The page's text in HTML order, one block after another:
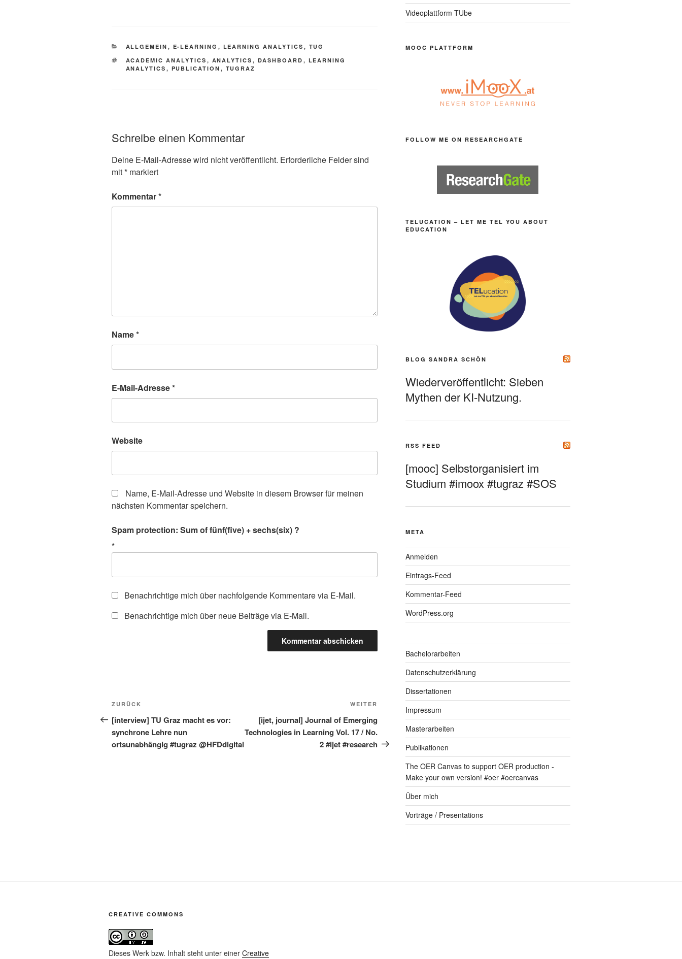
KATEGORIEN
ALLGEMEIN , E-LEARNING , LEARNING ANALYTICS , TUG
SCHLAGWÖRTER
ACADEMIC ANALYTICS , ANALYTICS , DASHBOARD , LEARNING
ANALYTICS , PUBLICATION , TUGRAZ
Schreibe einen Kommentar
Deine E-Mail-Adresse wird nicht veröffentlicht. Erforderliche Felder sind
mit* markiert
Kommentar*
Name*
E-Mail-Adresse*
Website
Name, E-Mail-Adresse und Website in diesem Browser für meinen
nächsten Kommentar speichern.
Spam protection: Sum of fünf(five) + sechs(six) ?
*
Benachrichtige mich über nachfolgende Kommentare via E-Mail.
Benachrichtige mich über neue Beiträge via E-Mail.
Beitragsnavigation
Vorheriger
Beitrag
ZURÜCK
[interview] TU Graz macht es vor:
synchrone Lehre nun
ortsunabhängig #tugraz @HFDdigital
Nächster
WEITER
[ijet, journal] Journal of Emerging
Technologies in Learning Vol. 17 / No.
2 #ijet #research
Videoplattform TUbe
MOOC PLATTFORM
FOLLOW ME ON RESEARCHGATE
TELUCATION – LET ME TEL YOU ABOUT
EDUCATION
BLOG SANDRA SCHÖN
Wiederveröffentlicht: Sieben
Mythen der KI-Nutzung.
RSS FEED
[mooc] Selbstorganisiert im
Studium #imoox #tugraz #SOS
META
Anmelden
Eintrags-Feed
Kommentar-Feed
WordPress.org
Bachelorarbeiten
Datenschutzerklärung
Dissertationen
Impressum
Masterarbeiten
Publikationen
The OER Canvas to support OER production -
Make your own version! #oer #oercanvas
Über mich
Vorträge / Presentations
CREATIVE COMMONS
Dieses Werk bzw. Inhalt steht unter einer Creative